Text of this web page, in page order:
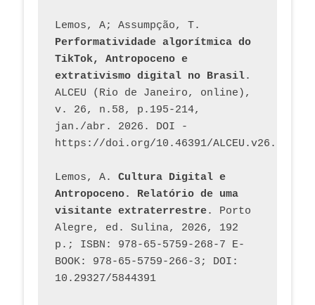
Performatividade algorítmica do
TikTok, Antropoceno e
extrativismo digital no Brasil.
ALCEU (Rio de Janeiro, online),
v. 26, n.58, p.195-214,
jan./abr. 2026. DOI -
https://doi.org/10.46391/
Lemos, A. Cultura Digital e
Antropoceno. Relatório de uma
visitante extraterrestre. Porto
Alegre, ed. Sulina, 2026, 192
p.; ISBN: 978-65-5759-268-7 E-
BOOK: 978-65-5759-266-3; DOI:
10.29327/5844391